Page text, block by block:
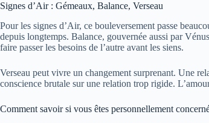
Signes d’Air : Gémeaux, Balance, Verseau
Pour les signes d’Air, ce bouleversement passe
depuis longtemps. Balance, gouvernée aussi par
faire passer les besoins de l’autre avant les siens.
Verseau peut vivre un changement surprenant. Une
conscience brutale sur une relation trop rigide.
Comment savoir si vous êtes personnellement